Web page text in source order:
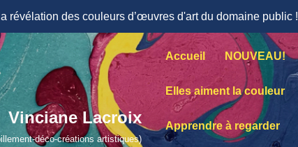
révélation des couleurs d’œuvres d'art du domaine public !
Vinciane Lacroix
déco-créations artistiques)
Accueil NOUVEAU!
Elles aiment la couleur
Apprendre à regarder